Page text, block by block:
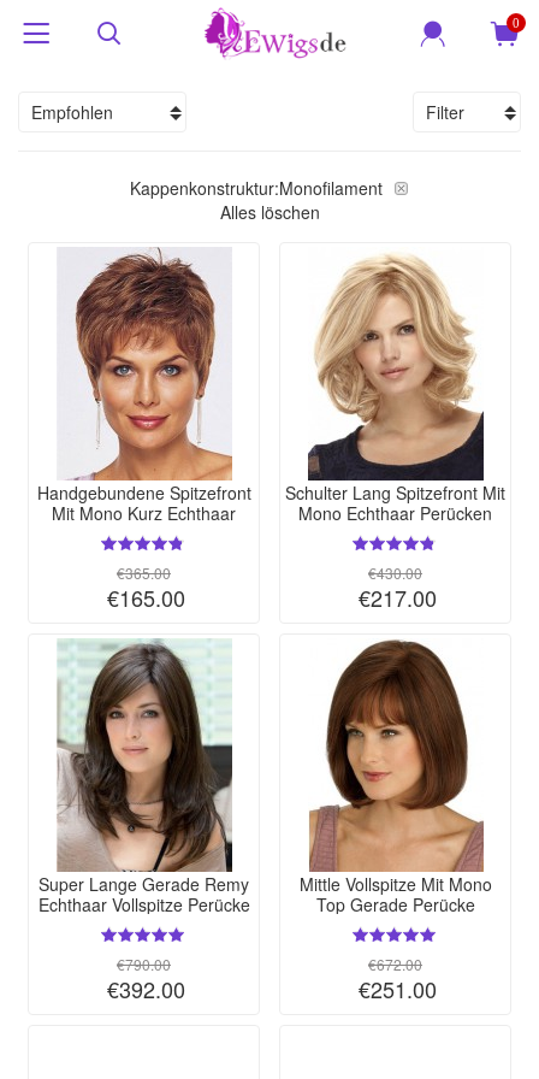
0
Empfohlen Filter
Kappenkonstruktur:Monofilament
Alles löschen
Handgebundene Spitzefront
Mit Mono Kurz Echthaar
Perücken
€365.00
€165.00
Schulter Lang Spitzefront Mit
Mono Echthaar Perücken
€430.00
€217.00
Super Lange Gerade Remy
Echthaar Vollspitze Perücke
€790.00
€392.00
Mittle Vollspitze Mit Mono
Top Gerade Perücke
€672.00
€251.00